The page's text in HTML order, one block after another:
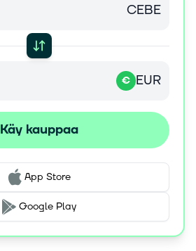
CEBE
€ EUR
Käy kauppaa
App Store
Google Play